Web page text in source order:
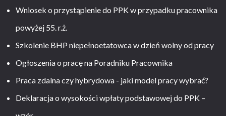
Wniosek o przystąpienie do PPK w przypadku pracownika
powyżej 55. r.ż.
Szkolenie BHP niepełnoetatowca w dzień wolny od pracy
Ogłoszenia o pracę na Poradniku Pracownika
Praca zdalna czy hybrydowa - jaki model pracy wybrać?
Deklaracja o wysokości wpłaty podstawowej do PPK –